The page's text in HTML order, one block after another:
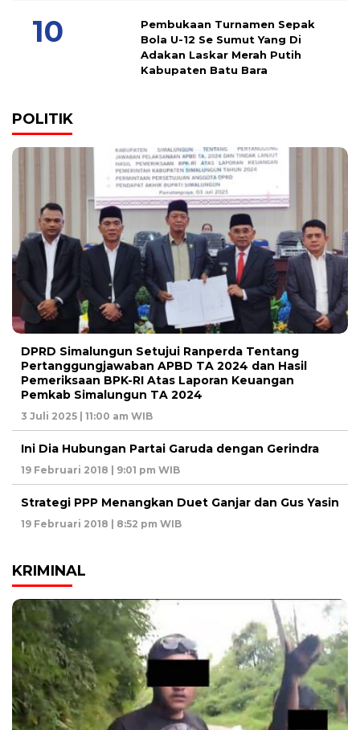
Pembukaan Turnamen Sepak
Bola U-12 Se Sumut Yang Di
Adakan Laskar Merah Putih
Kabupaten Batu Bara
POLITIK
DPRD Simalungun Setujui Ranperda Tentang
Pertanggungjawaban APBD TA 2024 dan Hasil
Pemeriksaan BPK-RI Atas Laporan Keuangan
Pemkab Simalungun TA 2024
3 Juli 2025 | 11:00 am WIB
Ini Dia Hubungan Partai Garuda dengan Gerindra
19 Februari 2018 | 9:01 pm WIB
Strategi PPP Menangkan Duet Ganjar dan Gus Yasin
19 Februari 2018 | 8:52 pm WIB
KRIMINAL